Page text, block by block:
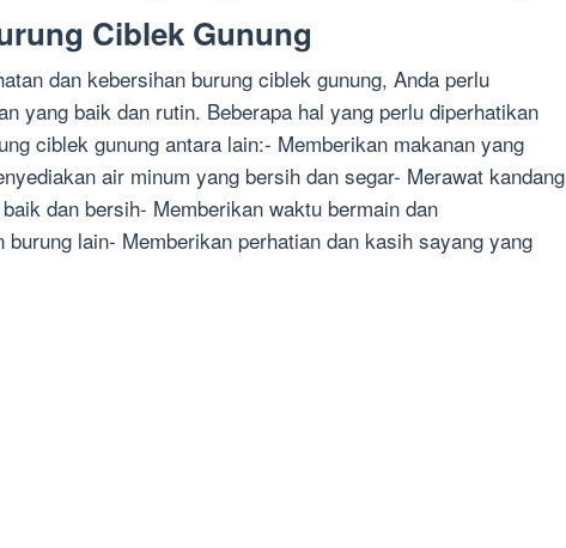
Ciblek Gunung
dan kebersihan burung ciblek gunung, Anda perlu
yang baik dan rutin. Beberapa hal yang perlu diperhatikan
ciblek gunung antara lain:- Memberikan makanan yang
air minum yang bersih dan segar- Merawat kandang
dan bersih- Memberikan waktu bermain dan
burung lain- Memberikan perhatian dan kasih sayang yang